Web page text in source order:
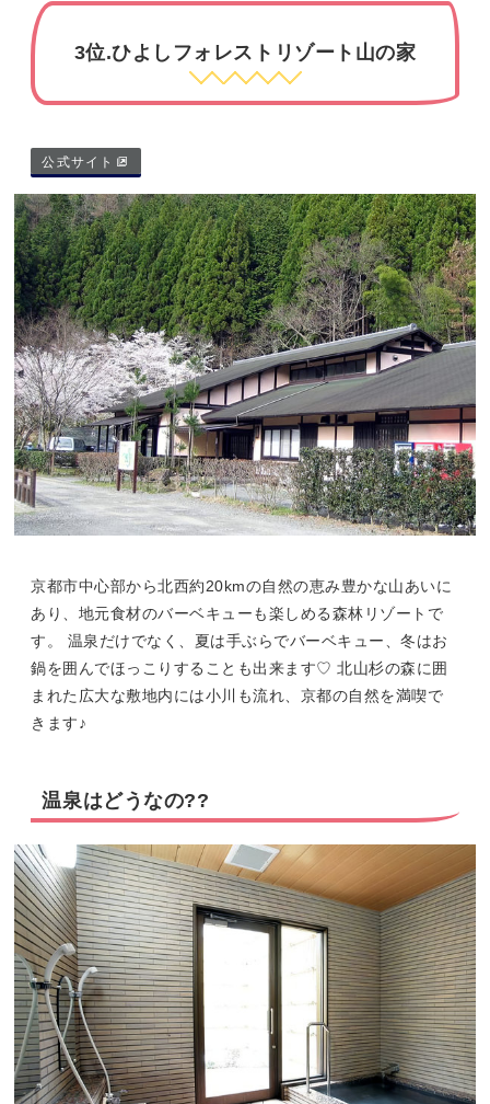
3位.ひよしフォレストリゾート山の家
公式サイト
京都市中心部から北西約20kmの自然の恵み豊かな山あいに
あり、地元食材のバーベキューも楽しめる森林リゾートで
す。 温泉だけでなく、夏は手ぶらでバーベキュー、冬はお
鍋を囲んでほっこりすることも出来ます♡ 北山杉の森に囲
まれた広大な敷地内には小川も流れ、京都の自然を満喫で
きます♪
温泉はどうなの??